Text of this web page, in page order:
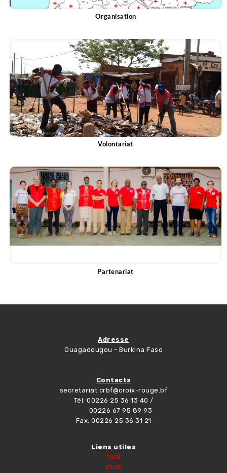
Organisation
Volontariat
Partenariat
Adresse
Ouagadougou - Burkina Faso
Contacts
secretariat.crbf@croix-rouge.bf
Tél: 00226 25 36 13 40 /
00226 67 95 89 93
Fax: 00226 25 36 31 21
Liens utiles
FICR
CICR